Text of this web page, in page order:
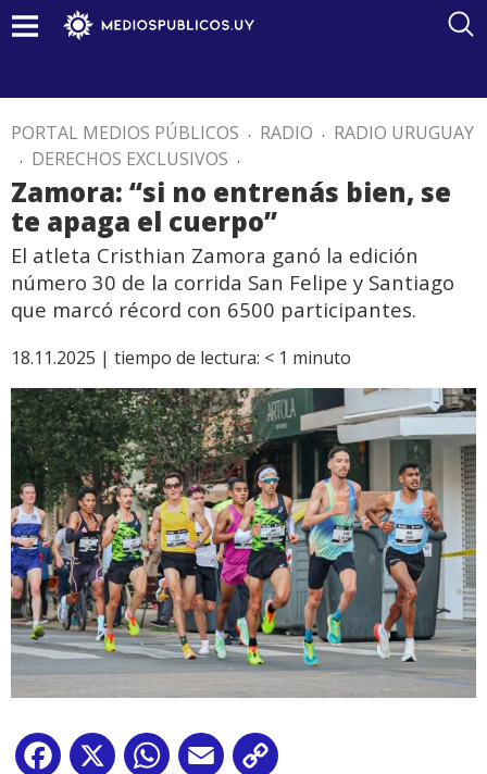
PORTAL MEDIOS PÚBLICOS . RADIO . RADIO URUGUAY
. DERECHOS EXCLUSIVOS .
Zamora: “si no entrenás bien, se
te apaga el cuerpo”
El atleta Cristhian Zamora ganó la edición
número 30 de la corrida San Felipe y Santiago
que marcó récord con 6500 participantes.
18.11.2025 | tiempo de lectura: < 1 minuto
Facebook
X WhatsApp
Email